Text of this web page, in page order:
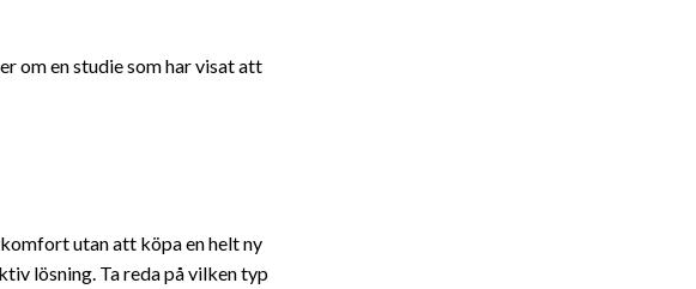
om en studie som har visat att
utan att köpa en helt ny
lösning. Ta reda på vilken typ